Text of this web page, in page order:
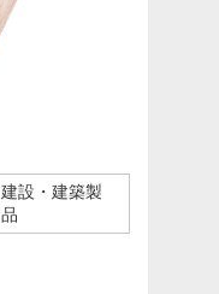
建設・建築製
品